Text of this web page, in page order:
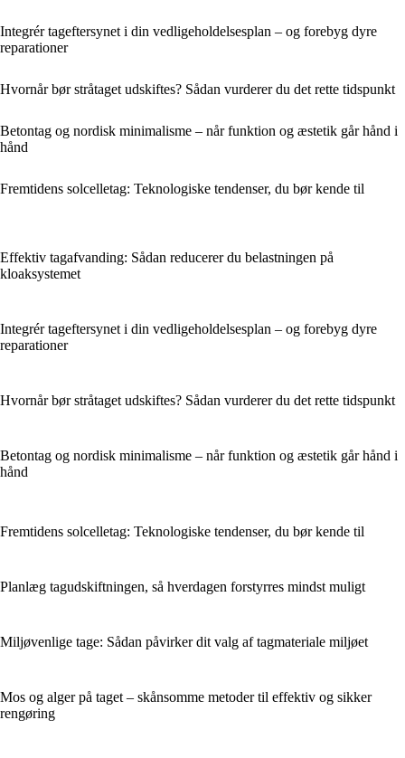
Integrér tageftersynet i din vedligeholdelsesplan – og forebyg dyre
reparationer
Hvornår bør stråtaget udskiftes? Sådan vurderer du det rette tidspunkt
Betontag og nordisk minimalisme – når funktion og æstetik går hånd i
hånd
Fremtidens solcelletag: Teknologiske tendenser, du bør kende til
Effektiv tagafvanding: Sådan reducerer du belastningen på
kloaksystemet
Integrér tageftersynet i din vedligeholdelsesplan – og forebyg dyre
reparationer
Hvornår bør stråtaget udskiftes? Sådan vurderer du det rette tidspunkt
Betontag og nordisk minimalisme – når funktion og æstetik går hånd i
hånd
Fremtidens solcelletag: Teknologiske tendenser, du bør kende til
Planlæg tagudskiftningen, så hverdagen forstyrres mindst muligt
Miljøvenlige tage: Sådan påvirker dit valg af tagmateriale miljøet
Mos og alger på taget – skånsomme metoder til effektiv og sikker
rengøring